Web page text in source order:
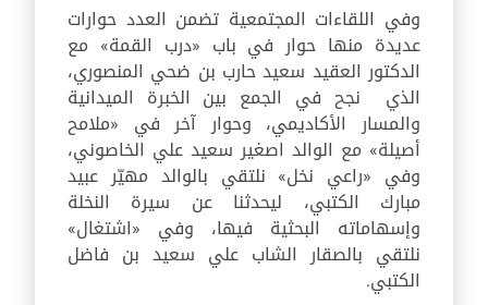
وفي اللقاءات المجتمعية تضمن العدد حوارات
عديدة منها حوار في باب «درب القمة» مع
الدكتور العقيد سعيد حارب بن ضحي المنصوري،
الذي نجح في الجمع بين الخبرة الميدانية
والمسار الأكاديمي، وحوار آخر في «ملامح
أصيلة» مع الوالد اصغير سعيد علي الخاصوني،
وفي «راعي نخل» نلتقي بالوالد مهيّر عبيد
مبارك الكتبي، ليحدثنا عن سيرة النخلة
وإسهاماته البحثية فيها، وفي «اشتغال»
نلتقي بالصقار الشاب علي سعيد بن فاضل
الكتبي.